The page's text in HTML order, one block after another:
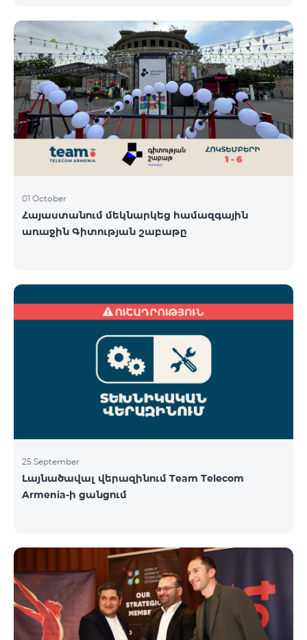
01 October
Հայաստանում մեկնարկեց համազգային
առաջին Գիտության շաբաթը
25 September
Լայնածավալ վերազինում Team Telecom
Armenia-ի ցանցում